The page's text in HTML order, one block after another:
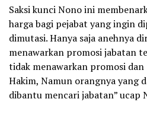
Saksi kunci Nono ini
harga bagi pejabat yang ingin
dimutasi. Hanya saja anehnya
menawarkan promosi jabatan
tidak menawarkan promosi
Hakim, Namun orangnya yang
dibantu mencari jabatan” ucap